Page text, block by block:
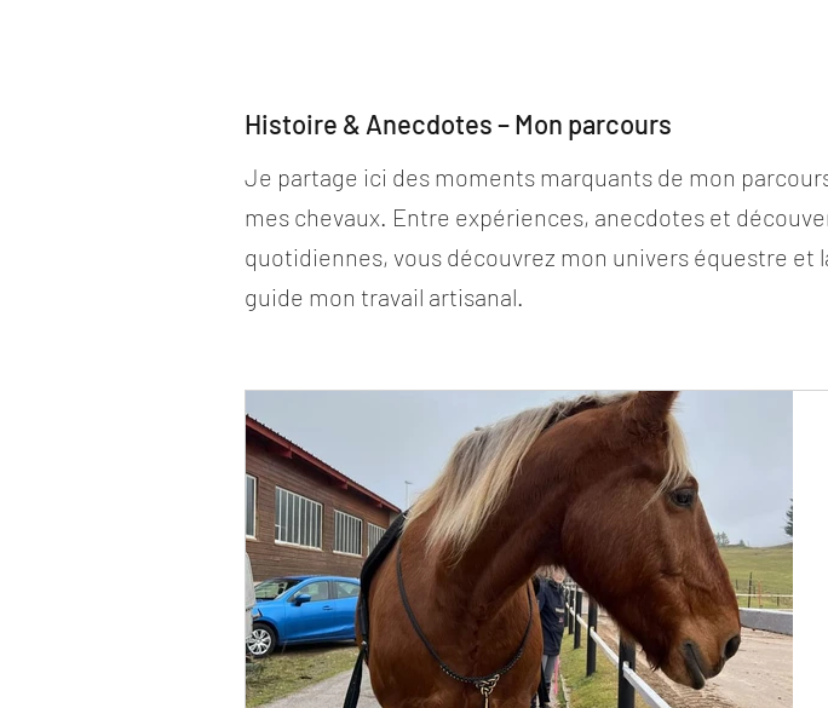
Histoire & Anecdotes – Mon parcours
Je partage ici des moments marquants de mon
mes chevaux. Entre expériences, anecdotes et
quotidiennes, vous découvrez mon univers équestre et
guide mon travail artisanal.